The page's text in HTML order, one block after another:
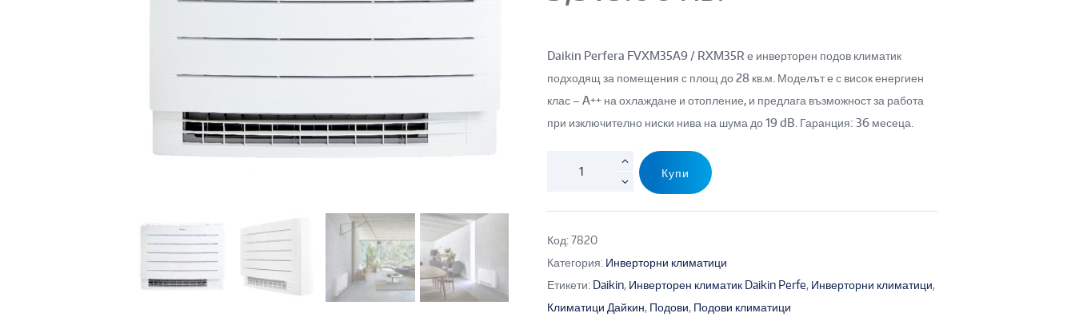
Daikin Perfera FVXM35A9 / RXM35R е инверторен подов климатик
подходящ за помещения с площ до 28 кв.м. Моделът е с висок енергиен
клас – A++ на охлаждане и отопление, и предлага възможност за работа
при изключително ниски нива на шума до 19 dB. Гаранция: 36 месеца.
Купи
Код:7820
Категория: Инверторни климатици
Етикети: Daikin, Инверторен климатик Daikin Perfe, Инверторни климатици,
Климатици Дайкин, Подови, Подови климатици